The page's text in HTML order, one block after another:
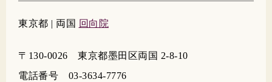
東京都 | 両国 回向院
〒130-0026 東京都墨田区両国 2-8-10
電話番号 03-3634-7776